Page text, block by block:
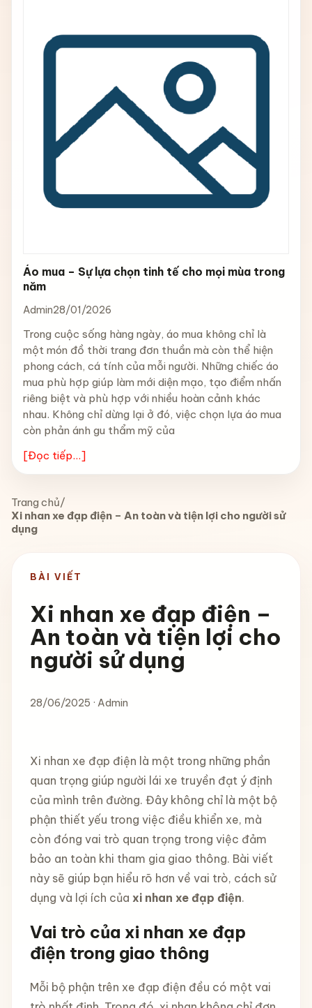
Áo mua – Sự lựa chọn tinh tế cho mọi mùa trong
năm
Admin28/01/2026
Trong cuộc sống hàng ngày, áo mua không chỉ là
một món đồ thời trang đơn thuần mà còn thể hiện
phong cách, cá tính của mỗi người. Những chiếc áo
mua phù hợp giúp làm mới diện mạo, tạo điểm nhấn
riêng biệt và phù hợp với nhiều hoàn cảnh khác
nhau. Không chỉ dừng lại ở đó, việc chọn lựa áo mua
còn phản ánh gu thẩm mỹ của
[Đọc tiếp...]
Trang chủ/
Xi nhan xe đạp điện – An toàn và tiện lợi cho người sử
dụng
BÀI VIẾT
Xi nhan xe đạp điện –
An toàn và tiện lợi cho
người sử dụng
28/06/2025 · Admin
Xi nhan xe đạp điện là một trong những phần
quan trọng giúp người lái xe truyền đạt ý định
của mình trên đường. Đây không chỉ là một bộ
phận thiết yếu trong việc điều khiển xe, mà
còn đóng vai trò quan trọng trong việc đảm
bảo an toàn khi tham gia giao thông. Bài viết
này sẽ giúp bạn hiểu rõ hơn về vai trò, cách sử
dụng và lợi ích của xi nhan xe đạp điện.
Vai trò của xi nhan xe đạp
điện trong giao thông
Mỗi bộ phận trên xe đạp điện đều có một vai